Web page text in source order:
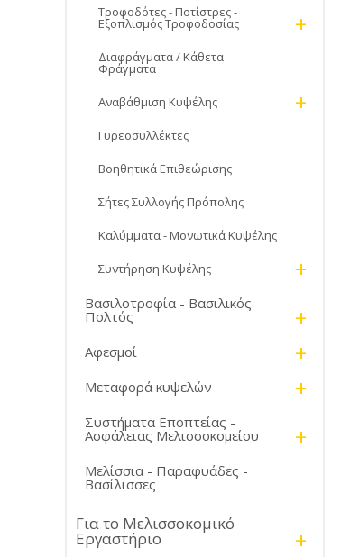
Τροφοδότες - Ποτίστρες -
Εξοπλισμός Τροφοδοσίας +
Διαφράγματα / Κάθετα
Φράγματα
Αναβάθμιση Κυψέλης +
Γυρεοσυλλέκτες
Βοηθητικά Επιθεώρισης
Σήτες Συλλογής Πρόπολης
Καλύμματα - Μονωτικά Κυψέλης
Συντήρηση Κυψέλης +
Βασιλοτροφία - Βασιλικός
Πολτός +
Αφεσμοί +
Μεταφορά κυψελών +
Συστήματα Εποπτείας -
Ασφάλειας Μελισσοκομείου +
Μελίσσια - Παραφυάδες -
Βασίλισσες
Για το Μελισσοκομικό
Εργαστήριο +